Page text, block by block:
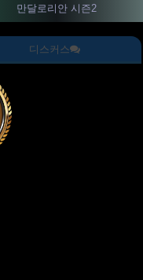
만달로리안 시즌2
디스커스